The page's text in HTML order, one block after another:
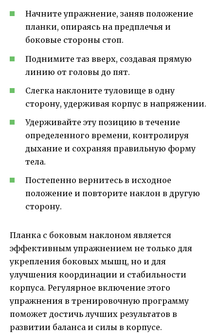
Начните упражнение, заняв положение
планки, опираясь на предплечья и
боковые стороны стоп.
Поднимите таз вверх, создавая прямую
линию от головы до пят.
Слегка наклоните туловище в одну
сторону, удерживая корпус в напряжении.
Удерживайте эту позицию в течение
определенного времени, контролируя
дыхание и сохраняя правильную форму
тела.
Постепенно вернитесь в исходное
положение и повторите наклон в другую
сторону.
Планка с боковым наклоном является
эффективным упражнением не только для
укрепления боковых мышц, но и для
улучшения координации и стабильности
корпуса. Регулярное включение этого
упражнения в тренировочную программу
поможет достичь лучших результатов в
развитии баланса и силы в корпусе.